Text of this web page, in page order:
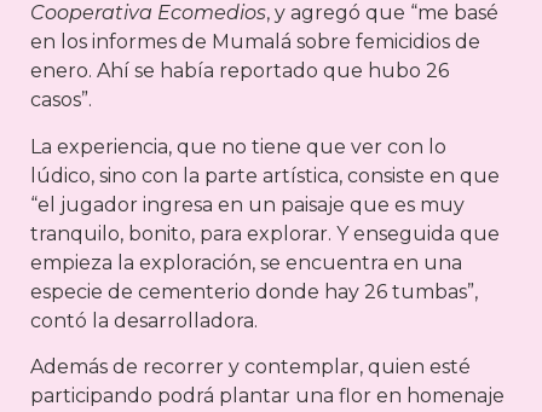
Cooperativa Ecomedios, y agregó que “me basé
en los informes de Mumalá sobre femicidios de
enero. Ahí se había reportado que hubo 26
casos”.
La experiencia, que no tiene que ver con lo
lúdico, sino con la parte artística, consiste en que
“el jugador ingresa en un paisaje que es muy
tranquilo, bonito, para explorar. Y enseguida que
empieza la exploración, se encuentra en una
especie de cementerio donde hay 26 tumbas”,
contó la desarrolladora.
Además de recorrer y contemplar, quien esté
participando podrá plantar una flor en homenaje